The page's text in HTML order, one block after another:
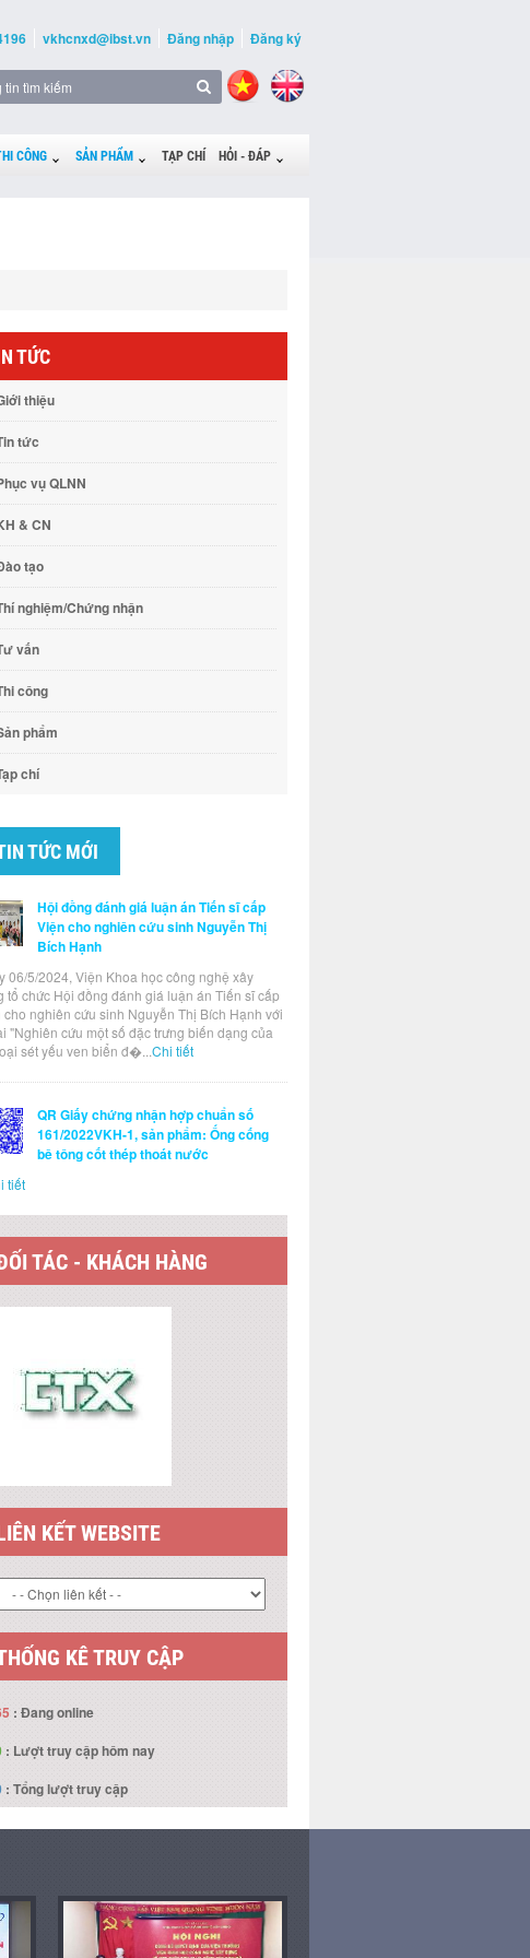
vkhcnxd@ibst.vn Đăng nhập Đăng ký
CÔNG SẢN PHẨM TẠP CHÍ HỎI - ĐÁP
TỨC
thiệu
tức
vụ QLNN
& CN
tạo
nghiệm/Chứng nhận
vấn
công
phẩm
chí
TỨC MỚI
Hội đồng đánh giá luận án Tiến sĩ cấp
Viện cho nghiên cứu sinh Nguyễn Thị
Bích Hạnh
06/5/2024, Viện Khoa học công nghệ xây
tổ chức Hội đồng đánh giá luận án Tiến sĩ cấp
cho nghiên cứu sinh Nguyễn Thị Bích Hạnh với
"Nghiên cứu một số đặc trưng biến dạng của
sét yếu ven biển đ�...Chi tiết
QR Giấy chứng nhận hợp chuẩn số
161/2022VKH-1, sản phẩm: Ống cống
bê tông cốt thép thoát nước
tiết
TÁC - KHÁCH HÀNG
KẾT WEBSITE
KÊ TRUY CẬP
: Đang online
: Lượt truy cập hôm nay
: Tổng lượt truy cập